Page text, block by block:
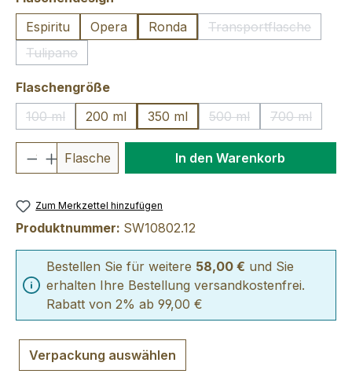
Espiritu
Opera Ronda Transportflasche
(Diese Option ist
Tulipano
(Diese Option ist zurzeit nicht verfügbar.)
Flaschengrößeauswählen
100 ml
(Diese Option ist zurzeit nicht verfügbar.)
200 ml 350 ml 500 ml
(Diese Option ist
700 ml
(Diese
Produkt Anzahl: Gib den
Flasche In den Warenkorb
Zum Merkzettel hinzufügen
Produktnummer: SW10802.12
Bestellen Sie für weitere 58,00 € und Sie
erhalten Ihre Bestellung versandkostenfrei.
Rabatt von 2% ab 99,00 €
Verpackung auswählen